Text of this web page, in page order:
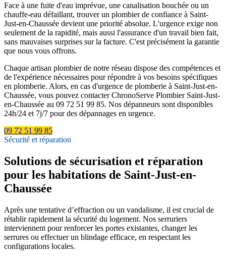
Face à une fuite d'eau imprévue, une canalisation bouchée ou un
chauffe-eau défaillant, trouver un plombier de confiance à Saint-
Just-en-Chaussée devient une priorité absolue. L'urgence exige non
seulement de la rapidité, mais aussi l'assurance d'un travail bien fait,
sans mauvaises surprises sur la facture. C'est précisément la garantie
que nous vous offrons.
Chaque artisan plombier de notre réseau dispose des compétences et
de l'expérience nécessaires pour répondre à vos besoins spécifiques
en plomberie. Alors, en cas d'urgence de plomberie à Saint-Just-en-
Chaussée, vous pouvez contacter ChronoServe Plombier Saint-Just-
en-Chaussée au 09 72 51 99 85. Nos dépanneurs sont disponibles
24h/24 et 7j/7 pour des dépannages en urgence.
09 72 51 99 85
Sécurité et réparation
Solutions de sécurisation et réparation
pour les habitations de Saint-Just-en-
Chaussée
Après une tentative d’effraction ou un vandalisme, il est crucial de
rétablir rapidement la sécurité du logement. Nos serruriers
interviennent pour renforcer les portes existantes, changer les
serrures ou effectuer un blindage efficace, en respectant les
configurations locales.